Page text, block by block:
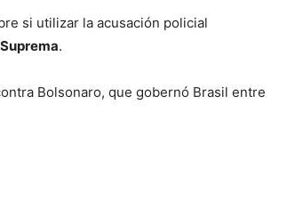
si utilizar la acusación policial
.
Bolsonaro, que gobernó Brasil entre